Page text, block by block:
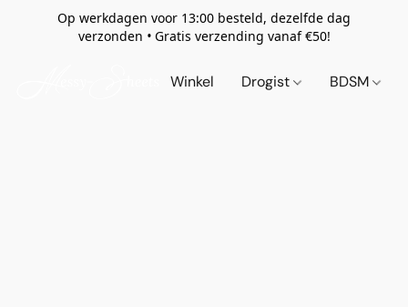
Op werkdagen voor 13:00 besteld, dezelfde dag
verzonden • Gratis verzending vanaf €50!
Winkel Drogist BDSM